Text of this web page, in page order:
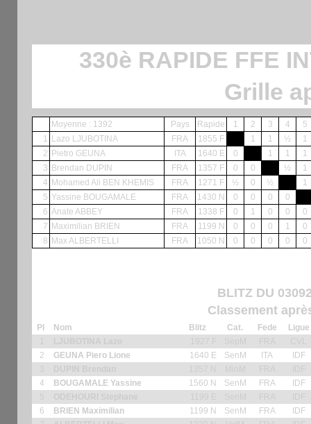
330è RAPIDE FFE
Grille
Moyenne : 1392 Pays Rapide 1 2 3 4
5
1 Lazo LJUBOTINA FRA 1855 F 1 1 ½
1
2 Pietro GEUNA ITA 1640 E 0 1 1
1
3 Brendan DUPIN FRA 1357 F 0 0 ½
1
4 Mohamed Ali BEN KHEMIS FRA 1271 F ½ 0 ½
1
5 Yassine BOUGAMALE FRA 1430 N 0 0 0
0
6 Anate ABBEY FRA 1338 F 0 1 0 0
0
7 Maximilian BRIEN FRA 1199 N 0 0 0 1
0
8 Max ALBERTELLI FRA 1050 N 0 0 0 0 0
BLITZ DU
Classement
Pl Nom Blitz Cat. Fede
Ligue
2
GEUNA Piero Lione 1640 E SenM ITA
IDF
4
BOUGAMALE Yassine 1560 N SenM FRA
IDF
6
BRIEN Maximilian 1199 N SenM FRA
IDF